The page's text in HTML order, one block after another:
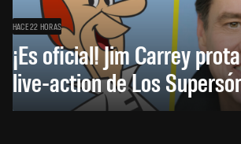
HACE 22 HORAS
¡Es oficial! Jim Carrey
live-action de Los